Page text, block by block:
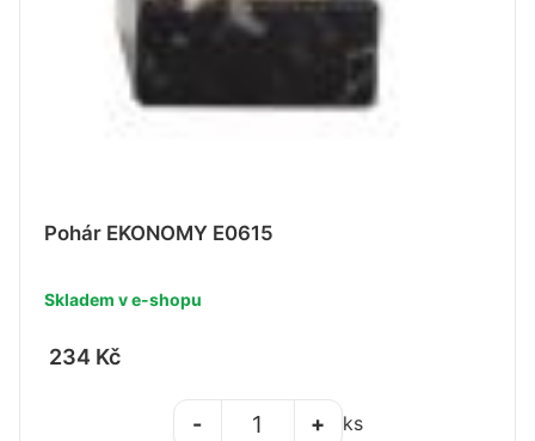
Pohár EKONOMY E0615
Skladem v e-shopu
234 Kč
+
- ks